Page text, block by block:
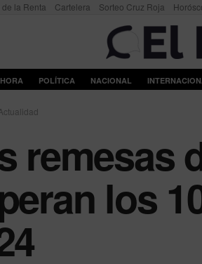
la Renta Cartelera Sorteo Cruz Roja
POLÍTICA NACIONAL
remesas
los